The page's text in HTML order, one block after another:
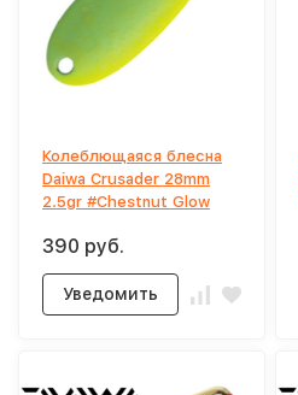
Колеблющаяся блесна
Daiwa Crusader 28mm
2.5gr #Chestnut Glow
390 руб.
Уведомить